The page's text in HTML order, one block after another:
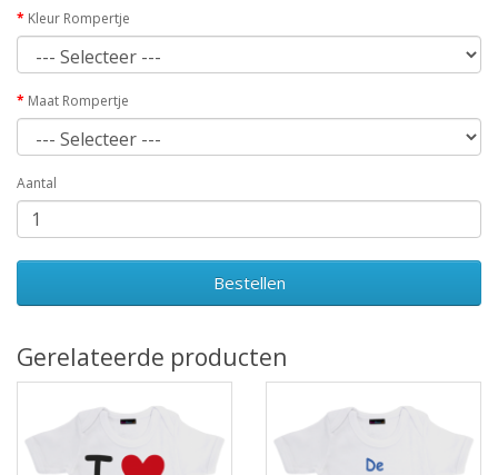
Kleur Rompertje
Maat Rompertje
Aantal
Bestellen
Gerelateerde producten